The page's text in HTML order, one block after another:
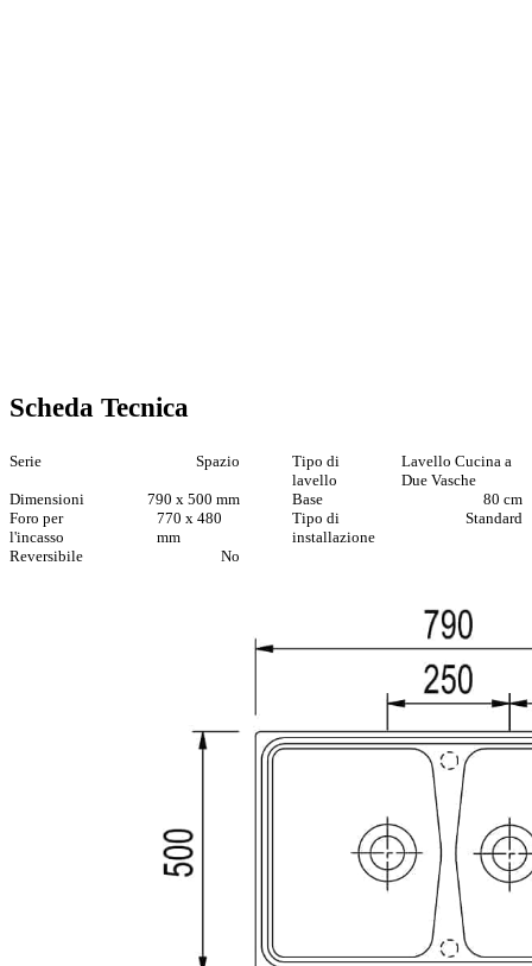
Scheda Tecnica
Serie Spazio
Tipo di
lavello
Lavello Cucina a
Due Vasche
Dimensioni
790 x 500 mm Base
80 cm
Foro per
l'incasso
770 x 480
mm
Tipo di
installazione
Standard
Reversibile No